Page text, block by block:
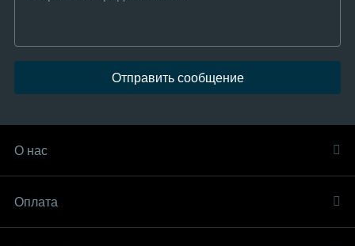
Отправить сообщение
О нас
Оплата